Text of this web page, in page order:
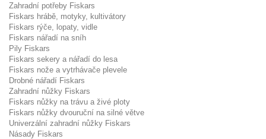
Zahradní potřeby Fiskars
Fiskars hrábě, motyky, kultivátory
Fiskars rýče, lopaty, vidle
Fiskars nářadí na sníh
Pily Fiskars
Fiskars sekery a nářadí do lesa
Fiskars nože a vytrhávače plevele
Drobné nářadí Fiskars
Zahradní nůžky Fiskars
Fiskars nůžky na trávu a živé ploty
Fiskars nůžky dvouruční na silné větve
Univerzální zahradní nůžky Fiskars
Násady Fiskars